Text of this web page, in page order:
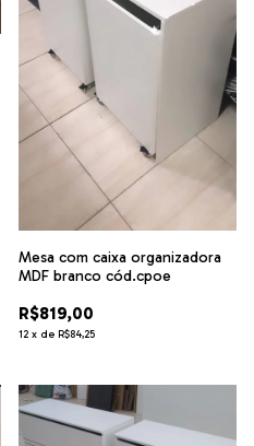
Mesa com caixa organizadora
MDF branco cód.cpoe
R$819,00
12 x de R$84,25